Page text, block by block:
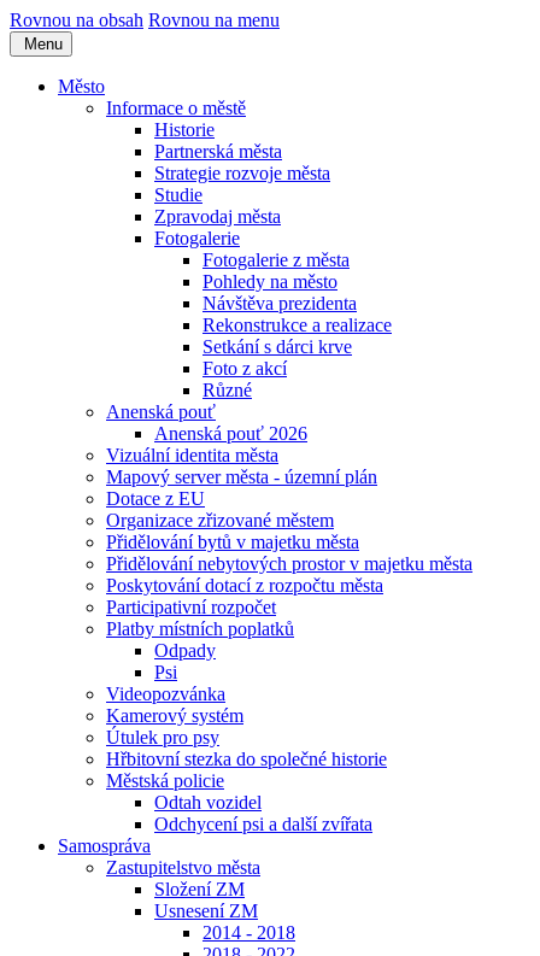
Rovnou na obsah Rovnou na menu
Menu
Město
Informace o městě
Historie
Partnerská města
Strategie rozvoje města
Studie
Zpravodaj města
Fotogalerie
Fotogalerie z města
Pohledy na město
Návštěva prezidenta
Rekonstrukce a realizace
Setkání s dárci krve
Foto z akcí
Různé
Anenská pouť
Anenská pouť 2026
Vizuální identita města
Mapový server města - územní plán
Dotace z EU
Organizace zřizované městem
Přidělování bytů v majetku města
Přidělování nebytových prostor v majetku města
Poskytování dotací z rozpočtu města
Participativní rozpočet
Platby místních poplatků
Odpady
Psi
Videopozvánka
Kamerový systém
Útulek pro psy
Hřbitovní stezka do společné historie
Městská policie
Odtah vozidel
Odchycení psi a další zvířata
Samospráva
Zastupitelstvo města
Složení ZM
Usnesení ZM
2014 - 2018